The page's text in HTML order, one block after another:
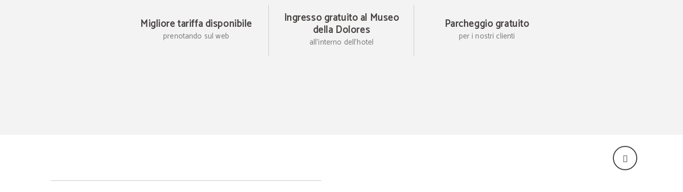
Migliore tariffa disponibile
prenotando sul web
Ingresso gratuito al Museo
della Dolores
all'interno dell'hotel
Parcheggio gratuito
per i nostri clienti